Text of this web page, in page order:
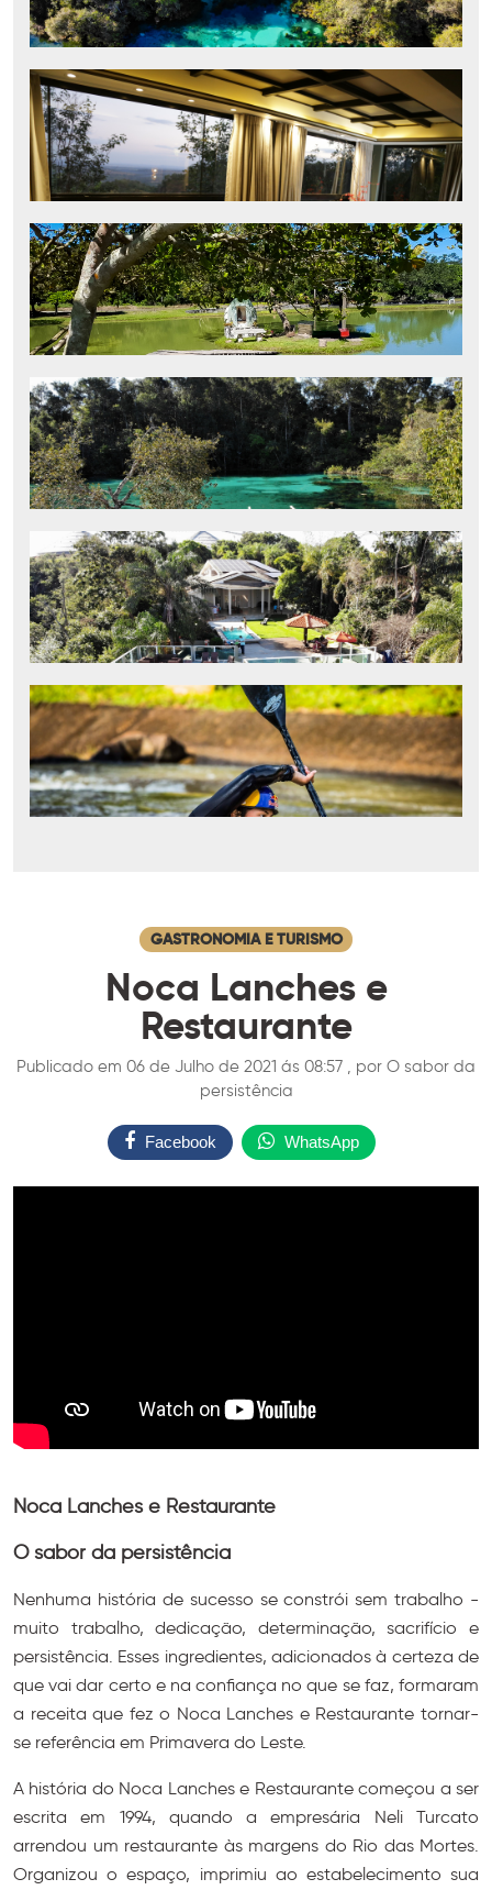
GASTRONOMIA E TURISMO
Noca Lanches e
Restaurante
Publicado em 06 de Julho de 2021 ás 08:57 , por O sabor da
persistência
Facebook WhatsApp
Noca Lanches e Restaurante
O sabor da persistência
Nenhuma história de sucesso se constrói sem trabalho -
muito trabalho, dedicação, determinação, sacrifício e
persistência. Esses ingredientes, adicionados à certeza de
que vai dar certo e na confiança no que se faz, formaram
a receita que fez o Noca Lanches e Restaurante tornar-
se referência em Primavera do Leste.
A história do Noca Lanches e Restaurante começou a ser
escrita em 1994, quando a empresária Neli Turcato
arrendou um restaurante às margens do Rio das Mortes.
Organizou o espaço, imprimiu ao estabelecimento sua